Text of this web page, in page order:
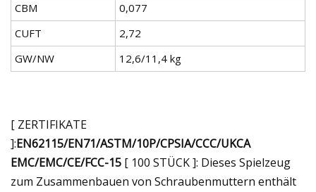
CBM
0,077
CUFT
2,72
GW/NW
12,6/11,4 kg
[ ZERTIFIKATE
]:EN62115/EN71/ASTM/10P/CPSIA/CCC/UKCA
EMC/EMC/CE/FCC-15 [ 100 STÜCK ]: Dieses Spielzeug
zum Zusammenbauen von Schraubenmuttern enthält